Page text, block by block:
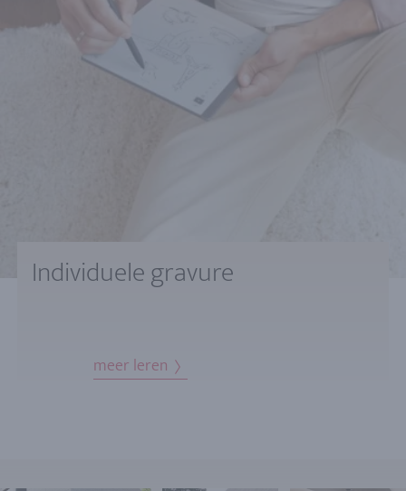
Individuele gravure
meer leren